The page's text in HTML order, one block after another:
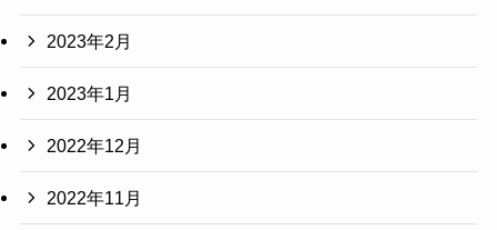
2023年2月
2023年1月
2022年12月
2022年11月